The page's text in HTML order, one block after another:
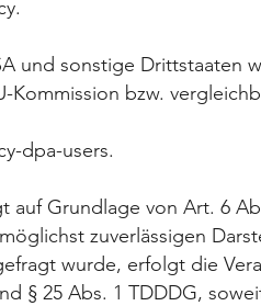
und sonstige Drittstaaten
Kommission bzw.
dpa-users.
auf Grundlage von Art. 6
zuverlässigen
wurde, erfolgt die
§ 25 Abs. 1 TDDDG,